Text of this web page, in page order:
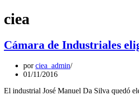
ciea
Cámara de Industriales
porciea_admin
01/11/2016
El industrial José Manuel Da Silva quedó